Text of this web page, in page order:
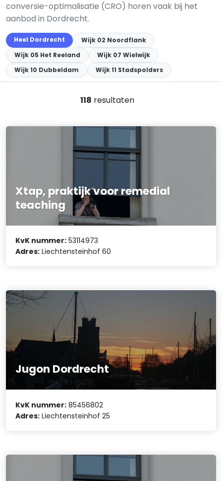
conversie-optimalisatie (CRO) horen vaak bij het
aanbod in Dordrecht.
Heel Dordrecht
Wijk 02 Noordflank
Wijk 05 Het Reeland
Wijk 07 Wielwijk
Wijk 10 Dubbeldam
Wijk 11 Stadspolders
118 resultaten
Xtap, praktijk voor remedial
teaching
KvK nummer: 53114973
Adres: Liechtensteinhof 60
Jugon Dordrecht
KvK nummer: 85456802
Adres: Liechtensteinhof 25